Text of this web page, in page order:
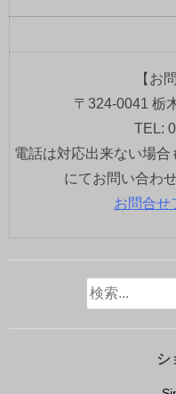
【お
〒324-0041 栃
TEL:
電話は対応出来ない場
にてお問い合わ
お問合せ
シ